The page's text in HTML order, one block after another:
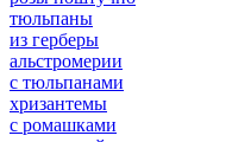
тюльпаны
из герберы
альстромерии
с тюльпанами
хризантемы
с ромашками